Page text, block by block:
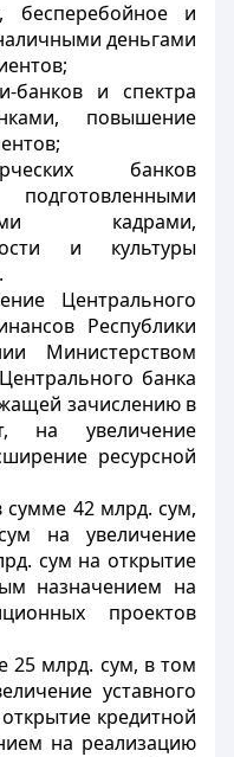
бесперебойное и
деньгами
банков и спектра
повышение
банков
кадрами,
и культуры
Центрального
Республики
Министерством
банка
зачислению в
на увеличение
ресурсной
сумме 42 млрд. сум,
на увеличение
сум на открытие
назначением на
проектов
25 млрд. сум, в том
уставного
кредитной
на реализацию